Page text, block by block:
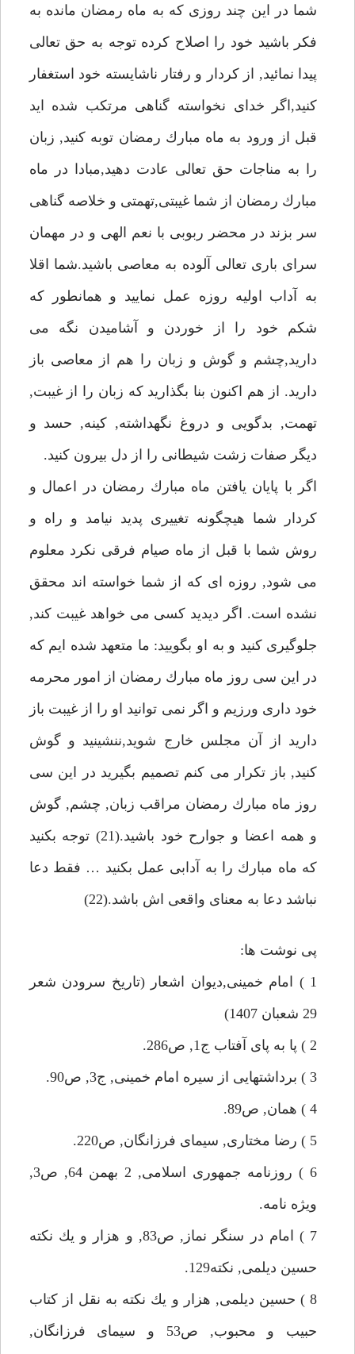
شما در اين چند روزى كه به ماه رمضان مانده به
فكر باشيد خود را اصلاح كرده توجه به حق تعالى
پيدا نمائيد, از كردار و رفتار ناشايسته خود استغفار
كنيد,اگر خداى نخواسته گناهى مرتكب شده ايد
قبل از ورود به ماه مبارك رمضان توبه كنيد, زبان
را به مناجات حق تعالى عادت دهيد,مبادا در ماه
مبارك رمضان از شما غيبتى,تهمتى و خلاصه گناهى
سر بزند در محضر ربوبى با نعم الهى و در مهمان
سراى بارى تعالى آلوده به معاصى باشيد.شما اقلا
به آداب اوليه روزه عمل نماييد و همانطور كه
شكم خود را از خوردن و آشاميدن نگه مى
داريد,چشم و گوش و زبان را هم از معاصى باز
داريد. از هم اكنون بنا بگذاريد كه زبان را از غيبت,
تهمت, بدگويى و دروغ نگهداشته, كينه, حسد و
ديگر صفات زشت شيطانى را از دل بيرون كنيد.
اگر با پايان يافتن ماه مبارك رمضان در اعمال و
كردار شما هيچگونه تغييرى پديد نيامد و راه و
روش شما با قبل از ماه صيام فرقى نكرد معلوم
مى شود, روزه اى كه از شما خواسته اند محقق
نشده است. اگر ديديد كسى مى خواهد غيبت كند,
جلوگيرى كنيد و به او بگوييد: ما متعهد شده ايم كه
در اين سى روز ماه مبارك رمضان از امور محرمه
خود دارى ورزيم و اگر نمى توانيد او را از غيبت باز
داريد از آن مجلس خارج شويد,ننشينيد و گوش
كنيد, باز تكرار مى كنم تصميم بگيريد در اين سى
روز ماه مبارك رمضان مراقب زبان, چشم, گوش
و همه اعضا و جوارح خود باشيد.(21) توجه بكنيد
كه ماه مبارك را به آدابى عمل بكنيد … فقط دعا
نباشد دعا به معناى واقعى اش باشد.(22)
پى نوشت ها:
1 ) امام خمينى,ديوان اشعار (تاريخ سرودن شعر
29 شعبان 1407)
2 ) پا به پاى آفتاب ج1, ص286.
3 ) برداشتهايى از سيره امام خمينى, ج3, ص90.
4 ) همان, ص89.
5 ) رضا مختارى, سيماى فرزانگان, ص220.
6 ) روزنامه جمهورى اسلامى, 2 بهمن 64, ص3,
ويژه نامه.
7 ) امام در سنگر نماز, ص83, و هزار و يك نكته
حسين ديلمى, نكته129.
8 ) حسين ديلمى, هزار و يك نكته به نقل از كتاب
حبيب و محبوب, ص53 و سيماى فرزانگان,